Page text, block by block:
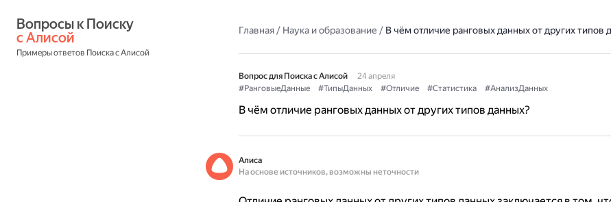
с Алисой
Примеры ответов Поиска с Алисой
Главная/ Наука и образование / В чём отличие ранговых данных от других типов
Вопрос для Поиска с Алисой
24 апреля
#РанговыеДанные
#ТипыДанных #Отличие #Статистика #АнализДанных
В чём отличие ранговых данных от других типов данных?
Алиса
На основе источников, возможны неточности